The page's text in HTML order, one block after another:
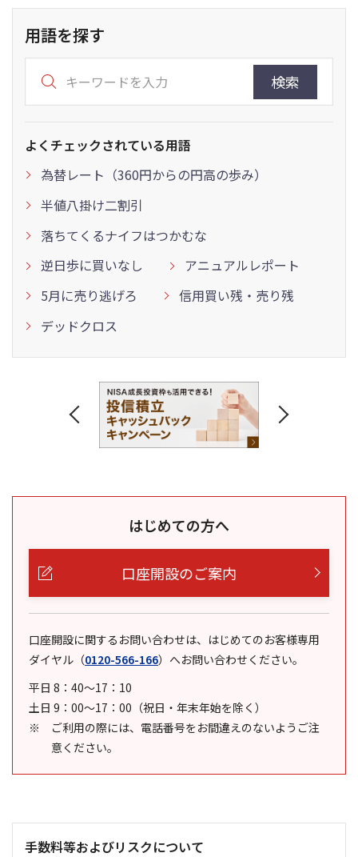
用語を探す
検索
よくチェックされている用語
為替レート（360円からの円高の歩み）
半値八掛け二割引
落ちてくるナイフはつかむな
逆日歩に買いなし
アニュアルレポート
5月に売り逃げろ
信用買い残・売り残
デッドクロス
はじめての方へ
口座開設のご案内
口座開設に関するお問い合わせは、はじめてのお客様専用
ダイヤル （0120-566-166） へお問い合わせください。
平日 8：40～17：10
土日 9：00～17：00（祝日・年末年始を除く）
ご利用の際には、電話番号をお間違えのないようご注
意ください。
手数料等およびリスクについて